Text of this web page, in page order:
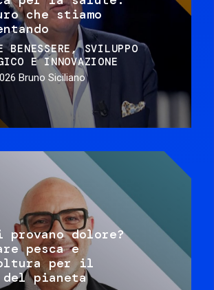
che stiamo
BENESSERE
SVILUPPO
E INNOVAZIONE
Bruno Siciliano
provano dolore?
pesca e
per il
pianeta